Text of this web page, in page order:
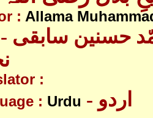
: Allama
- علامہ محمّد حسنین سابقی
:
: Urdu - اردو